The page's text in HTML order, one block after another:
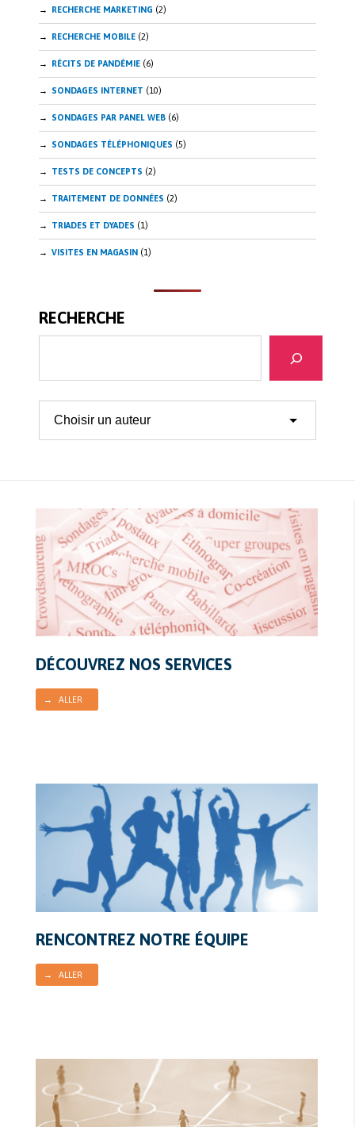
RECHERCHE MARKETING (2)
RECHERCHE MOBILE (2)
RÉCITS DE PANDÉMIE (6)
SONDAGES INTERNET (10)
SONDAGES PAR PANEL WEB (6)
SONDAGES TÉLÉPHONIQUES (5)
TESTS DE CONCEPTS (2)
TRAITEMENT DE DONNÉES (2)
TRIADES ET DYADES (1)
VISITES EN MAGASIN (1)
RECHERCHE
DÉCOUVREZ NOS SERVICES
→ ALLER
RENCONTREZ NOTRE ÉQUIPE
→ ALLER